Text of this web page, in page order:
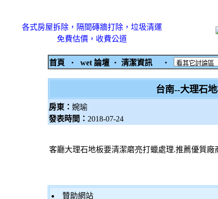
各式房屋拆除，隔間磚牆打除，垃圾清運
免費估價，收費公道
首頁 ‧ wet 論壇 ‧ 清潔資訊 ‧
台南--大理石
房東： 婉瑜
發表時間： 2018-07-24
客廳大理石地板要清潔磨亮打蠟處理.推薦優質廠
贊助網站